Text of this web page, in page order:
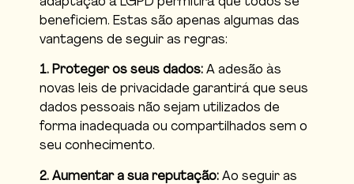
beneficiem. Estas são apenas algumas das
vantagens de seguir as regras:
1. Proteger os seus dados: A adesão às
novas leis de privacidade garantirá que seus
dados pessoais não sejam utilizados de
forma inadequada ou compartilhados sem o
seu conhecimento.
2. Aumentar a sua reputação: Ao seguir as